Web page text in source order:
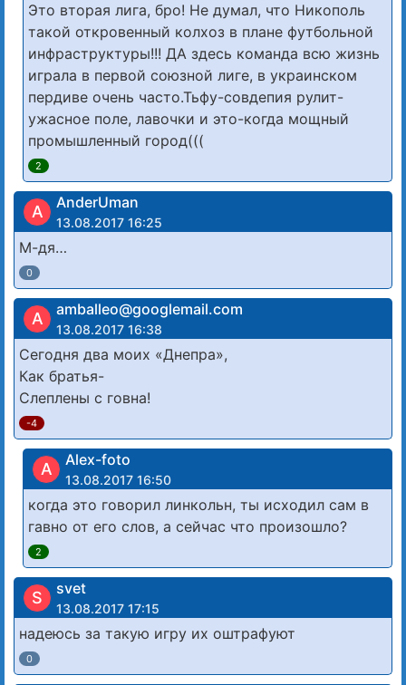
Это вторая лига, бро! Не думал, что Никополь
такой откровенный колхоз в плане футбольной
инфраструктуры!!! ДА здесь команда всю жизнь
играла в первой союзной лиге, в украинском
пердиве очень часто.Тьфу-совдепия рулит-
ужасное поле, лавочки и это-когда мощный
промышленный город(((
2
A AnderUman
13.08.2017 16:25
М-дя…
0
A amballeo@googlemail.com
13.08.2017 16:38
Сегодня два моих «Днепра»,
Как братья-
Слеплены с говна!
-4
A Alex-foto
13.08.2017 16:50
когда это говорил линкольн, ты исходил сам в
гавно от его слов, а сейчас что произошло?
2
S svet
13.08.2017 17:15
надеюсь за такую игру их оштрафуют
0